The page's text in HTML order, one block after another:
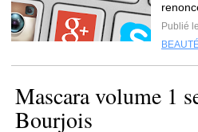
Publié
Mascara volume 1
Bourjois